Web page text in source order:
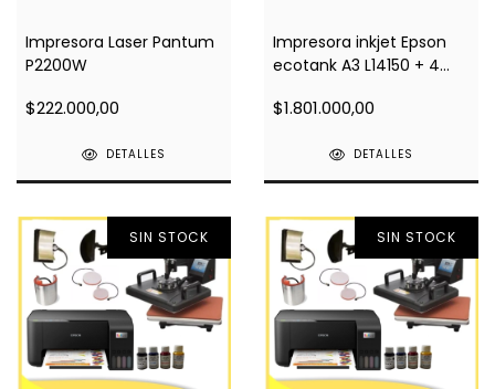
Impresora Laser Pantum
P2200W
$222.000,00
DETALLES
Impresora inkjet Epson
ecotank A3 L14150 + 4
sublimacion
$1.801.000,00
DETALLES
SIN STOCK SIN STOCK